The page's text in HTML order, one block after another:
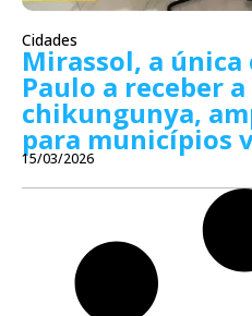
Cidades
Mirassol, a única
Paulo a receber
chikungunya,
para municípios
15/03/2026